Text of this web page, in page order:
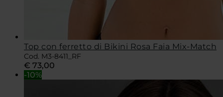
Top con ferretto di Bikini Rosa Faia Mix-Match
Cod. M3-8411_RF
€ 73,00
-10%